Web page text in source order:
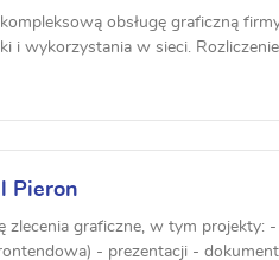
obsługę graficzną
i wykorzystania w sieci.
Pieron
zlecenia graficzne, w tym
- prezentacji -